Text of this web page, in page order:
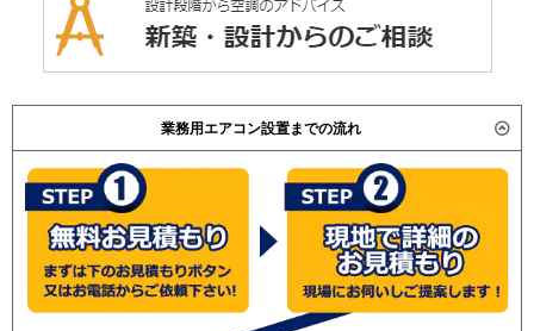
業務用エアコン設置までの流れ